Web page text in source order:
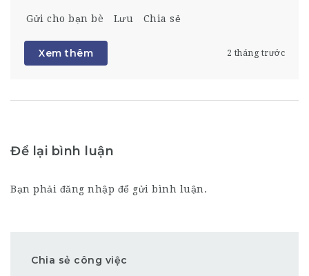
Gửi cho bạn bè Lưu Chia sẻ
Xem thêm 2 tháng trước
Để lại bình luận
Bạn phải đăng nhập để gửi bình luận.
Chia sẻ công việc